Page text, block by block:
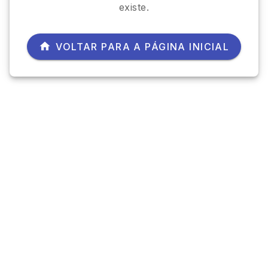
existe.
VOLTAR PARA A PÁGINA INICIAL